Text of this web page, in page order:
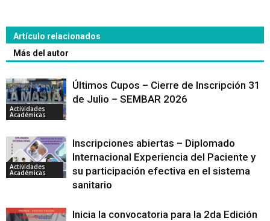
Artículo relacionados
Más del autor
Actividades
Académicas
Últimos Cupos – Cierre de Inscripción 31
de Julio – SEMBAR 2026
Actividades
Académicas
Inscripciones abiertas – Diplomado
Internacional Experiencia del Paciente y
su participación efectiva en el sistema
sanitario
Inicia la convocatoria para la 2da Edición